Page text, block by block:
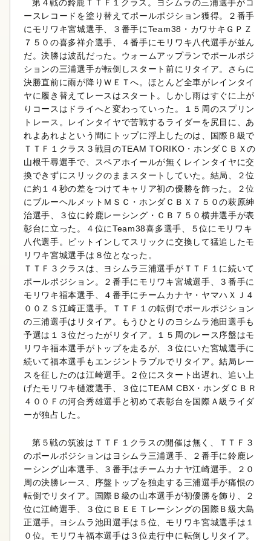
第４戦の鈴鹿ＴＴＦ１クラス。ヨシムラの三浦選手がコ
ースレコードを塗り替えてポールポジション獲得。２番手
にモリワキ宮城選手、３番手にTeam38・カワサキＧＰＺ
７５０の喜多祥介選手、４番手にモリワキ八代選手が並ん
だ。決勝は波乱だった。ウォームアップランでポールポジ
ションの三浦選手が転倒しスタート前にリタイア。さらに
決勝直前に雨が降りＷＥＴへ。ほとんど全車がレインタイ
ヤに履き替えてレースはスタート。しかし雨はすぐに上が
りコースはドライへと変わっていった。１５周のスプリン
トレース。レインタイヤで苦戦するライダーを尻目に、あ
れよあれよという間にトップに浮上したのは、国際Ｂ級で
ＴＴＦ１クラス３戦目のTEAM TORIKO・ホンダＣＢＸの
山根千尋選手で、スペアホイールが無くレインタイヤに交
換できずにスリックのままスタートしていた。結局、２位
に約１４秒の差をつけてキャリア初の優勝を飾った。２位
にブルーヘルメットＭＳＣ・ホンダＣＢＸ７５０の萩原紳
治選手、３位に鈴鹿レーシング・ＣＢ７５０横井選手が表
彰台に立った。４位にTeam38喜多選手、５位にモリワキ
八代選手。ピットインしてスリックに交換して猛追したモ
リワキ宮城選手は８位となった。
ＴＴＦ３クラスは、ヨシムラ三浦選手がＴＴＦ１に続いて
ポールポジション。２番手にモリワキ宮城選手、３番手に
モリワキ福本選手、４番手にチームカナヤ・ヤマハＸＪ４
００ＺＳ江崎正選手。ＴＴＦ１の転倒でポールポジション
の三浦選手はリタイア。もうひとりのヨシムラ池田選手も
予選は１３位だったがリタイア。１５周のレース序盤はモ
リワキ福本選手がトップを走るが、３位にいた宮城選手に
続いて福本選手もエンジントラブルでリタイア。結局レー
スを征したのは江崎選手。２位にスタート出遅れ、追い上
げたモリワキ樋渡選手、３位にTEAM CBX・ホンダＣＢＲ
４００Ｆの河合秀雄選手と初めて表彰台を国際Ａ級ライダ
ーが独占した。
第５戦の筑波はＴＴＦ１クラスの開催は無く、ＴＴＦ３
のポールポジションはヨシムラ三浦選手、２番手に鈴鹿レ
ーシング山本選手、３番手はチームカナヤ江崎選手。２０
周の決勝レース、序盤トップを独走する三浦選手が痛恨の
転倒でリタイア。国際Ｂ級の山本選手が初優勝を飾り、２
位に江崎選手、３位にＢＥＥＴレーシングの国際Ｂ級大島
正選手。ヨシムラ池田選手は５位、モリワキ宮城選手は１
０位。モリワキ福本選手は３位走行中に転倒しリタイア。